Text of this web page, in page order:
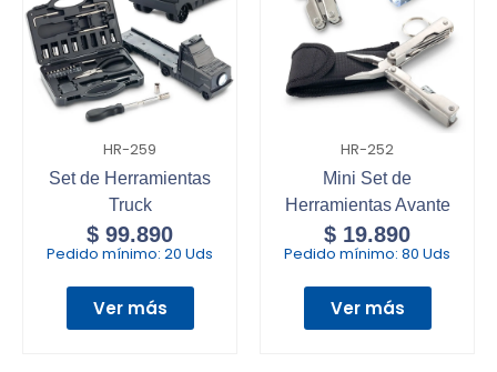
HR-259
Set de Herramientas
Truck
$ 99.890
Pedido mínimo: 20 Uds
Ver más
HR-252
Mini Set de
Herramientas Avante
$ 19.890
Pedido mínimo: 80 Uds
Ver más